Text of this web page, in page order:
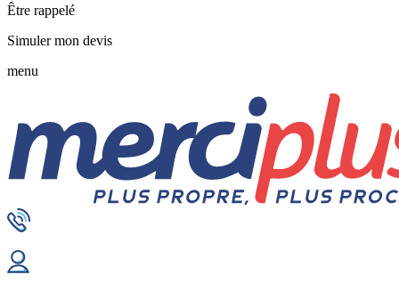
Être rappelé
Simuler mon devis
menu